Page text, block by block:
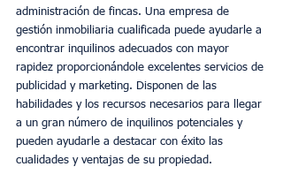
administración de fincas. Una empresa de
gestión inmobiliaria cualificada puede ayudarle a
encontrar inquilinos adecuados con mayor
rapidez proporcionándole excelentes servicios de
publicidad y marketing. Disponen de las
habilidades y los recursos necesarios para llegar
a un gran número de inquilinos potenciales y
pueden ayudarle a destacar con éxito las
cualidades y ventajas de su propiedad.